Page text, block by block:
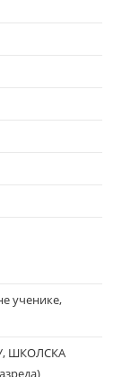
ученике,
ШКОЛСКА